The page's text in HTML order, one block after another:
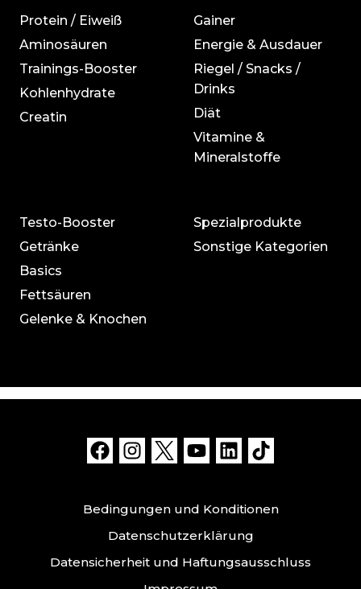
Protein / Eiweiß
Aminosäuren
Trainings-Booster
Kohlenhydrate
Creatin
Gainer
Energie & Ausdauer
Riegel / Snacks /
Drinks
Diät
Vitamine &
Mineralstoffe
Testo-Booster
Getränke
Basics
Fettsäuren
Gelenke & Knochen
Spezialprodukte
Sonstige Kategorien
Bedingungen und Konditionen
Datenschutzerklärung
Datensicherheit und Haftungsausschluss